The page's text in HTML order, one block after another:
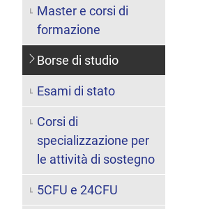
Master e corsi di
formazione
Borse di studio
Esami di stato
Corsi di
specializzazione per
le attività di sostegno
5CFU e 24CFU